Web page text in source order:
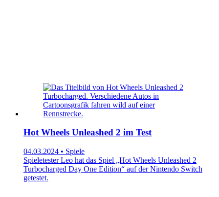
Hot Wheels Unleashed 2 im Test
04.03.2024 • Spiele
Spieletester Leo hat das Spiel „Hot Wheels Unleashed 2
Turbocharged Day One Edition“ auf der Nintendo Switch
getestet.